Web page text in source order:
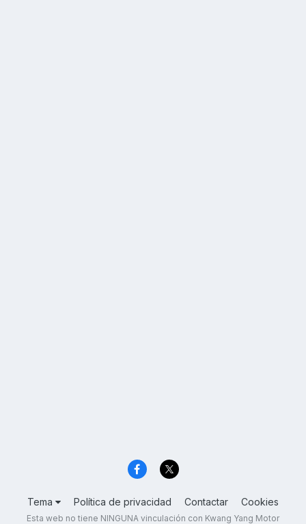
Tema Política de privacidad Contactar Cookies
Esta web no tiene NINGUNA vinculación con Kwang Yang Motor